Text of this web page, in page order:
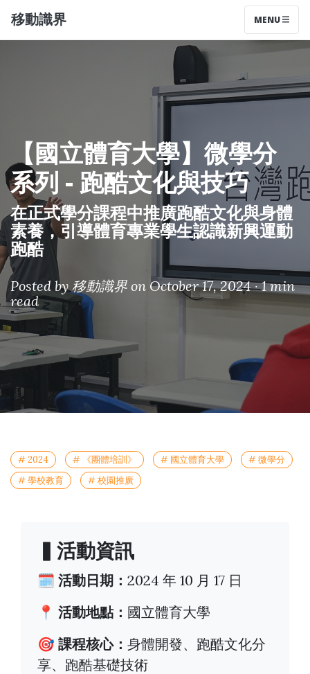
移動識界 MENU
【國立體育大學】微學分
系列 - 跑酷文化與技巧
在正式學分課程中推廣跑酷文化與身體
素養，引導體育專業學生認識新興運動
跑酷
Posted by移動識界 on October 17, 2024 ·1 min
read
# 2024 # 《團體培訓》 # 國立體育大學
# 微學分
# 學校教育
# 校園推廣
▍活動資訊
🗓️ 活動日期： 2024 年 10 月 17 日
📍 活動地點： 國立體育大學
🎯 課程核心： 身體開發、跑酷文化分
享、跑酷基礎技術